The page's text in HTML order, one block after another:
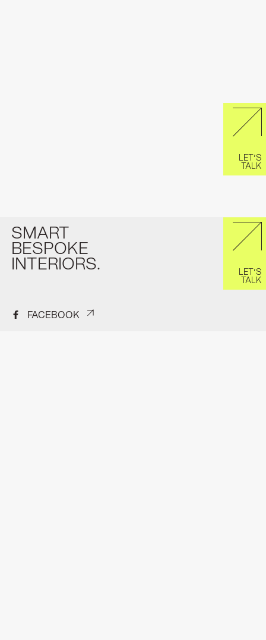
LET’S
TALK
SMART
BESPOKE
INTERIORS.
FACEBOOK
LET’S
TALK